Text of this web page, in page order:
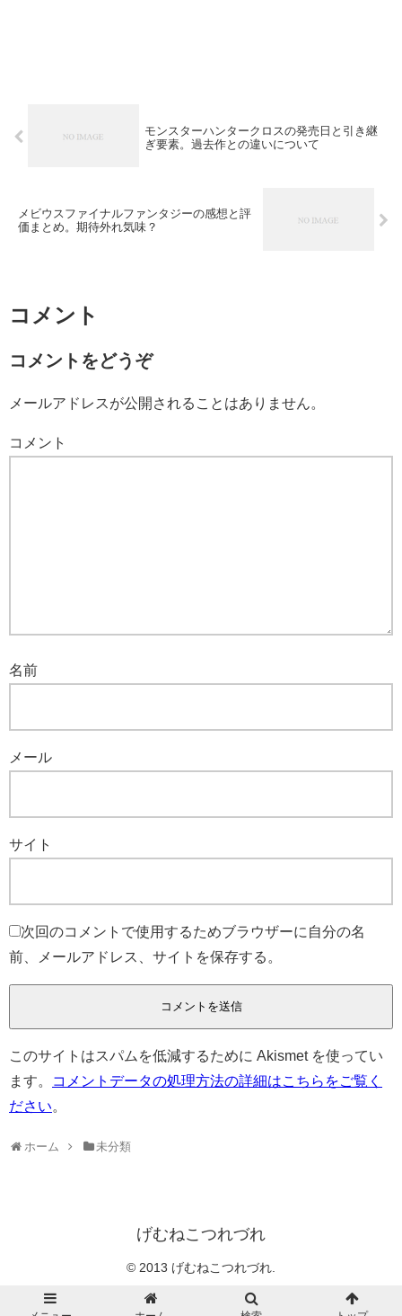
モンスターハンタークロスの発売日と引き継
ぎ要素。過去作との違いについて
メビウスファイナルファンタジーの感想と評
価まとめ。期待外れ気味？
コメント
コメントをどうぞ
メールアドレスが公開されることはありません。
コメント
名前
メール
サイト
次回のコメントで使用するためブラウザーに自分の名
前、メールアドレス、サイトを保存する。
このサイトはスパムを低減するために Akismet を使ってい
ます。
コメントデータの処理方法の詳細はこちらをご覧く
ださい。
ホーム 未分類
げむねこつれづれ
© 2013 げむねこつれづれ.